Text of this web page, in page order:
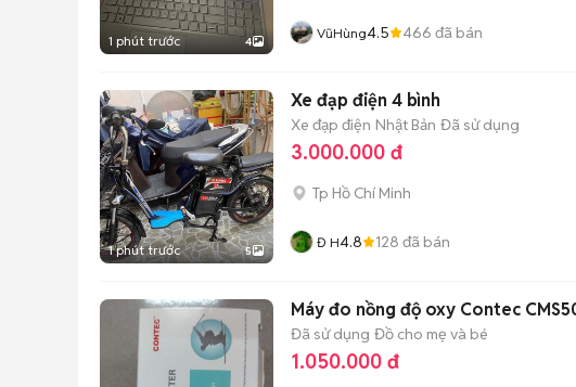
1 phút trước 4 VũHùng4.5 466 đã bán
1 phút trước 5
Xe đạp điện 4 bình
Xe đạp điện Nhật Bản Đã sử dụng
3.000.000 đ
Tp Hồ Chí Minh
Đ H4.8 128 đã bán
Máy đo nồng độ oxy Contec
Đã sử dụng Đồ cho mẹ và bé
1.050.000 đ